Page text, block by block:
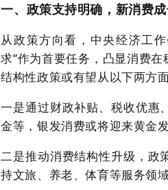
一、 政策支持明确，新消费
从政策方向看，中央经济工
求”作为首要任务，凸显消费
结构性政策或有望从以下两方
一是通过财政补贴、税收优惠
金等，银发消费或将迎来黄金
二是推动消费结构性升级，政
持文旅、养老、体育等服务领